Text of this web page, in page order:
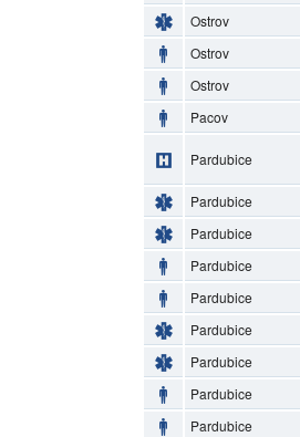
Ostrov
Ostrov
Ostrov
Pacov
Pardubice
Pardubice
Pardubice
Pardubice
Pardubice
Pardubice
Pardubice
Pardubice
Pardubice